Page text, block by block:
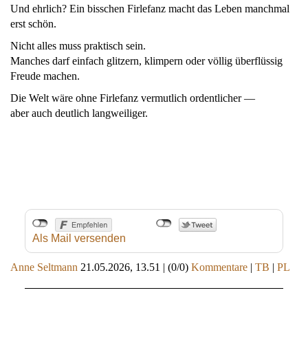
Und ehrlich? Ein bisschen Firlefanz macht das Leben manchmal
erst schön.
Nicht alles muss praktisch sein.
Manches darf einfach glitzern, klimpern oder völlig überflüssig
Freude machen.
Die Welt wäre ohne Firlefanz vermutlich ordentlicher —
aber auch deutlich langweiliger.
Als Mail versenden
Anne Seltmann 21.05.2026, 13.51 | (0/0) Kommentare | TB | PL